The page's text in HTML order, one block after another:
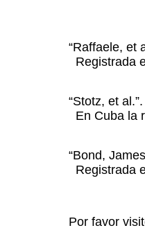
“Raffaele, et
Registrada
“Stotz, et
En Cuba la
“Bond,
Registrada
Por favor